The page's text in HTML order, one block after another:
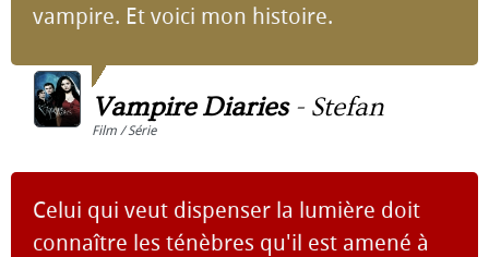
vampire. Et voici mon histoire.
Vampire Diaries- Stefan
Film / Série
Celui qui veut dispenser la lumière doit
connaître les ténèbres qu'il est amené à